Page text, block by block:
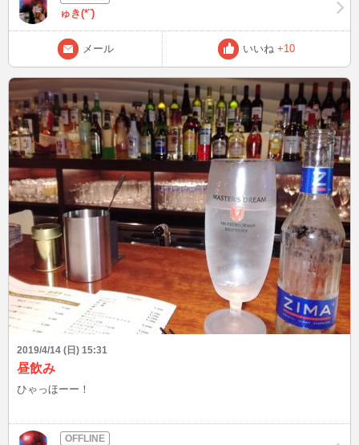
ゅき(*¨)
メール いいね +10
2019/4/14 (日) 15:31
昼飲み
ひゃっほーー！